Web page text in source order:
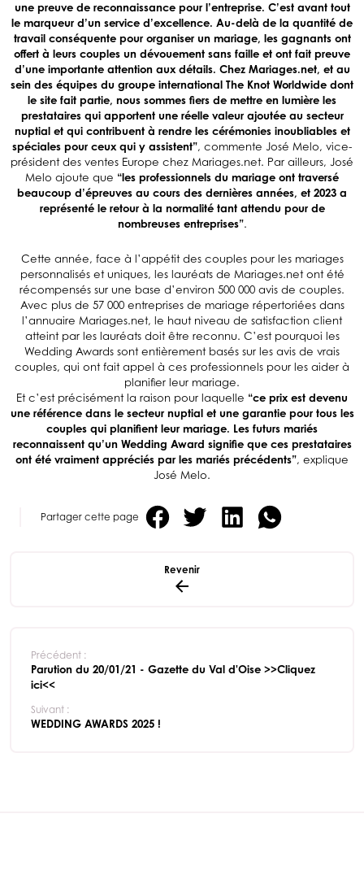
Revenir
une preuve de reconnaissance pour l’entreprise. C’est avant tout
le marqueur d’un service d’excellence. Au-delà de la quantité de
travail conséquente pour organiser un mariage, les gagnants ont
offert à leurs couples un dévouement sans faille et ont fait preuve
d’une importante attention aux détails. Chez Mariages.net, et au
sein des équipes du groupe international The Knot Worldwide dont
le site fait partie, nous sommes fiers de mettre en lumière les
prestataires qui apportent une réelle valeur ajoutée au secteur
nuptial et qui contribuent à rendre les cérémonies inoubliables et
spéciales pour ceux qui y assistent”, commente José Melo, vice-
président des ventes Europe chez Mariages.net. Par ailleurs, José
Melo ajoute que “les professionnels du mariage ont traversé
beaucoup d’épreuves au cours des dernières années, et 2023 a
représenté le retour à la normalité tant attendu pour de
nombreuses entreprises”.
Cette année, face à l’appétit des couples pour les mariages
personnalisés et uniques, les lauréats de Mariages.net ont été
récompensés sur une base d’environ 500 000 avis de couples.
Avec plus de 57 000 entreprises de mariage répertoriées dans
l’annuaire Mariages.net, le haut niveau de satisfaction client
atteint par les lauréats doit être reconnu. C’est pourquoi les
Wedding Awards sont entièrement basés sur les avis de vrais
couples, qui ont fait appel à ces professionnels pour les aider à
planifier leur mariage.
Et c’est précisément la raison pour laquelle “ce prix est devenu
une référence dans le secteur nuptial et une garantie pour tous les
couples qui planifient leur mariage. Les futurs mariés
reconnaissent qu’un Wedding Award signifie que ces prestataires
ont été vraiment appréciés par les mariés précédents”, explique
José Melo.
Partager cette page
Précédent :
Parution du 20/01/21 - Gazette du Val d'Oise >>Cliquez
ici<<
Suivant :
WEDDING AWARDS 2025 !